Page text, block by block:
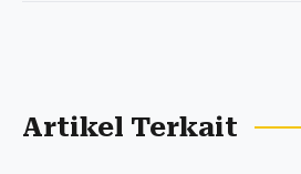
Artikel Terkait